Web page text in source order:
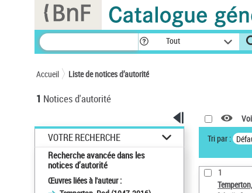
Tout
Accueil Liste de notices d’autorité
1 Notices d'autorité
VOTRE RECHERCHE
Recherche avancée dans les
notices d’autorité
Œuvres liées à l'auteur :
Tri par :
1
Panneau de gestion des cookies